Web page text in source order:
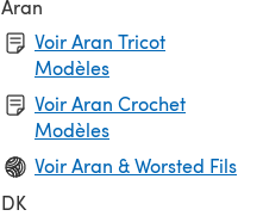
Aran
Voir Aran Tricot
Modèles
Voir Aran Crochet
Modèles
Voir Aran & Worsted Fils
DK